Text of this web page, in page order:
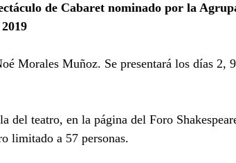
de Cabaret nominado por la
Morales Muñoz. Se presentará los días 2,
del teatro, en la página del Foro
limitado a 57 personas.